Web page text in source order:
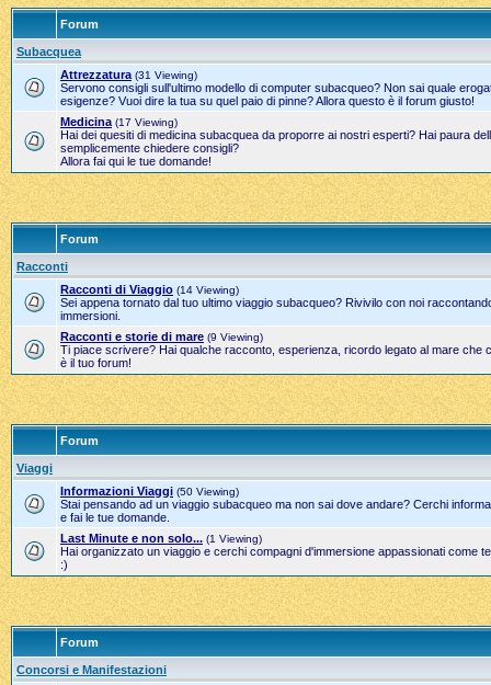
Forum
Subacquea
Attrezzatura (31 Viewing)
Servono consigli sull'ultimo modello di computer subacqueo? Non sai quale
esigenze? Vuoi dire la tua su quel paio di pinne? Allora questo è il forum giusto!
Medicina (17 Viewing)
Hai dei quesiti di medicina subacquea da proporre ai nostri esperti? Hai paura
semplicemente chiedere consigli?
Allora fai qui le tue domande!
Forum
Racconti
Racconti di Viaggio (14 Viewing)
Sei appena tornato dal tuo ultimo viaggio subacqueo? Rivivilo con noi
immersioni.
Racconti e storie di mare (9 Viewing)
Ti piace scrivere? Hai qualche racconto, esperienza, ricordo legato al mare che
è il tuo forum!
Forum
Viaggi
Informazioni Viaggi (50 Viewing)
Stai pensando ad un viaggio subacqueo ma non sai dove andare? Cerchi
e fai le tue domande.
Last Minute e non solo... (1 Viewing)
Hai organizzato un viaggio e cerchi compagni d'immersione appassionati come
:)
Forum
Concorsi e Manifestazioni